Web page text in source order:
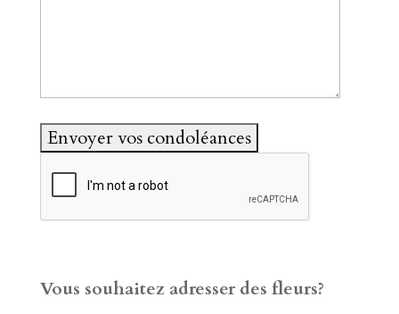
Vous souhaitez adresser des fleurs?